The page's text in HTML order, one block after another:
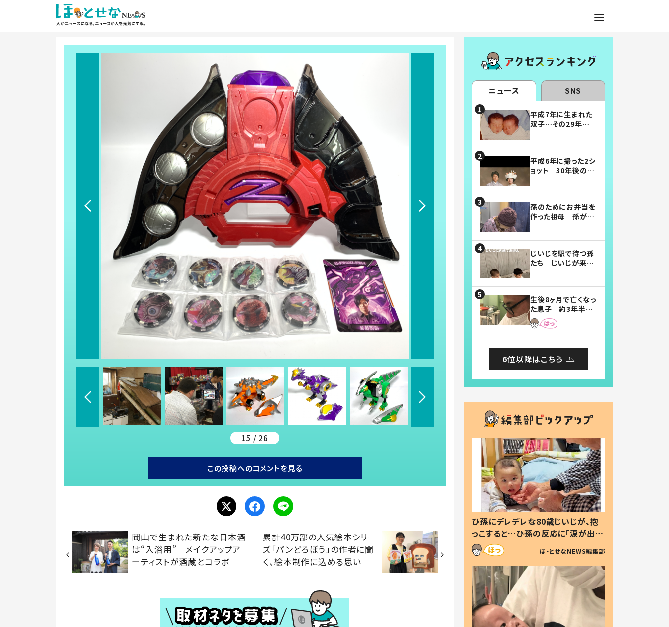
15 / 26
この投稿へのコメントを見る
岡山で生まれた新たな日本酒
は“入浴用” メイクアップア
ーティストが酒蔵とコラボ
累計40万部の人気絵本シリー
ズ「パンどろぼう」の作者に聞
く、絵本制作に込める思い
ニュース SNS
平成7年に生まれた
双子…その29年後
平成6年に撮った2シ
ョット 30年後の姿
孫のためにお弁当を
作った祖母 孫が絶
じいじを駅で待つ孫
たち じいじが来た
まらない」「幸せにな
れる」
生後8ヶ月で亡くなっ
た息子 約3年半
後、当時の妻の日記
に書いてあった本音
6位以降はこちら
ひ孫にデレデレな80歳じいじが、抱
っこすると…ひ孫の反応に「涙が出ま
した」「可愛くて仕方ない」
ほ・とせなNEWS編集部